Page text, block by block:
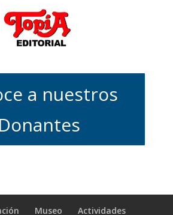
a nuestros
Donantes
Museo Actividades